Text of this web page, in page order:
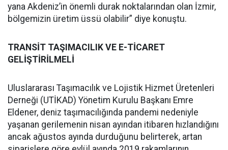
yana Akdeniz’in önemli durak noktalarından olan İzmir,
bölgemizin üretim üssü olabilir” diye konuştu.
TRANSİT TAŞIMACILIK VE E-TİCARET
GELİŞTİRİLMELİ
Uluslararası Taşımacılık ve Lojistik Hizmet Üretenleri
Derneği (UTİKAD) Yönetim Kurulu Başkanı Emre
Eldener, deniz taşımacılığında pandemi nedeniyle
yaşanan gerilemenin nisan ayından itibaren hızlandığını
ancak ağustos ayında durduğunu belirterek, artan